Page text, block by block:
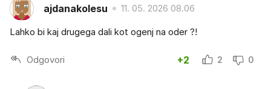
ajdanakolesu 11. 05. 2026 08.06
Lahko bi kaj drugega dali kot ogenj na oder ?!
Odgovori +2 2 0